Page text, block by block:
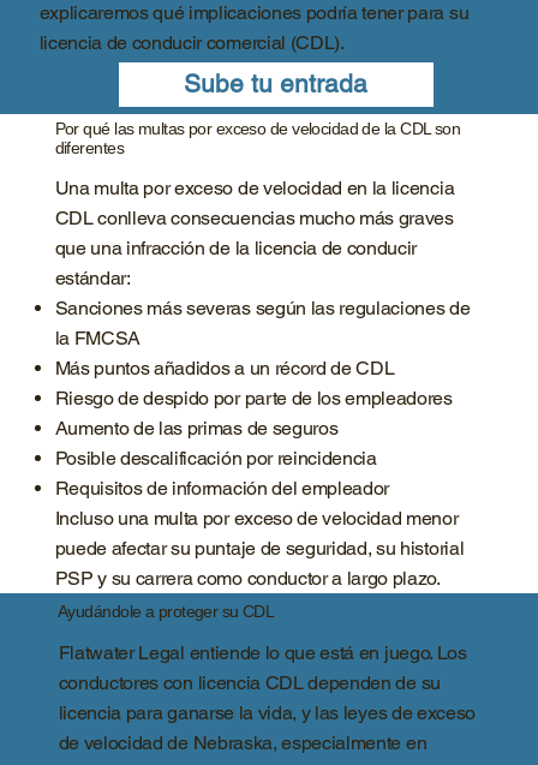
explicaremos qué implicaciones podría tener para su
licencia de conducir comercial (CDL).
Sube tu entrada
Por qué las multas por exceso de velocidad de la CDL son
diferentes
Una multa por exceso de velocidad en la licencia
CDL conlleva consecuencias mucho más graves
que una infracción de la licencia de conducir
estándar:
Sanciones más severas según las regulaciones de
la FMCSA
Más puntos añadidos a un récord de CDL
Riesgo de despido por parte de los empleadores
Aumento de las primas de seguros
Posible descalificación por reincidencia
Requisitos de información del empleador
Incluso una multa por exceso de velocidad menor
puede afectar su puntaje de seguridad, su historial
PSP y su carrera como conductor a largo plazo.
Ayudándole a proteger su CDL
Flatwater Legal entiende lo que está en juego. Los
conductores con licencia CDL dependen de su
licencia para ganarse la vida, y las leyes de exceso
de velocidad de Nebraska, especialmente en